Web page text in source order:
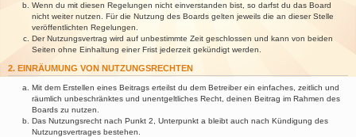
Wenn du mit diesen Regelungen nicht einverstanden bist, so darfst du das Board
nicht weiter nutzen. Für die Nutzung des Boards gelten jeweils die an dieser Stelle
veröffentlichten Regelungen.
Der Nutzungsvertrag wird auf unbestimmte Zeit geschlossen und kann von beiden
Seiten ohne Einhaltung einer Frist jederzeit gekündigt werden.
2. EINRÄUMUNG VON NUTZUNGSRECHTEN
Mit dem Erstellen eines Beitrags erteilst du dem Betreiber ein einfaches, zeitlich und
räumlich unbeschränktes und unentgeltliches Recht, deinen Beitrag im Rahmen des
Boards zu nutzen.
Das Nutzungsrecht nach Punkt 2, Unterpunkt a bleibt auch nach Kündigung des
Nutzungsvertrages bestehen.